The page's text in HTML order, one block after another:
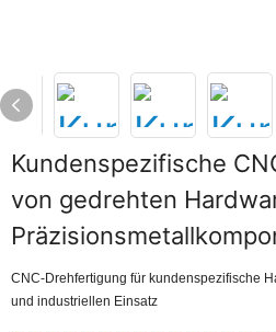
Kundenspezifische
von gedrehten
CNC-Drehfertigung für kundenspezifische
und industriellen Einsatz